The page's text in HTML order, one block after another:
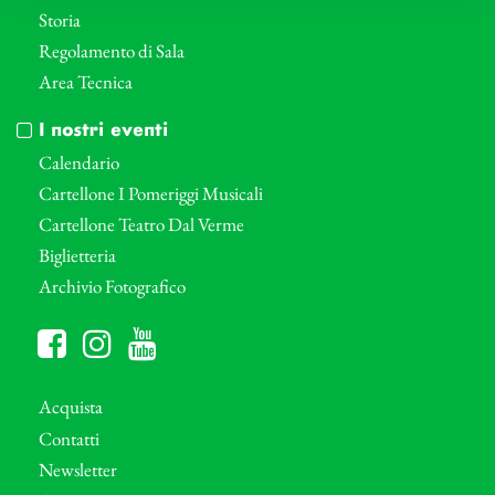
Storia
Regolamento di Sala
Area Tecnica
I nostri eventi
Calendario
Cartellone I Pomeriggi Musicali
Cartellone Teatro Dal Verme
Biglietteria
Archivio Fotografico
Acquista
Contatti
Newsletter